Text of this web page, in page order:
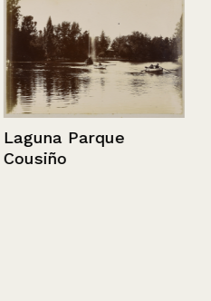
Laguna Parque
Cousiño